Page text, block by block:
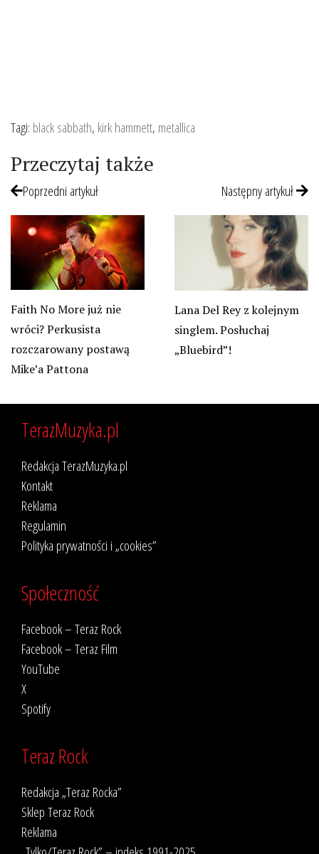
Tagi: black sabbath, kirk hammett, metallica
Przeczytaj także
Poprzedni artykuł
Faith No More już nie
wróci? Perkusista
rozczarowany postawą
Mike’a Pattona
Następny artykuł
Lana Del Rey z kolejnym
singlem. Posłuchaj
„Bluebird”!
TerazMuzyka.pl
Redakcja TerazMuzyka.pl
Kontakt
Reklama
Regulamin
Polityka prywatności i „cookies”
Społeczność
Facebook – Teraz Rock
Facebook – Teraz Film
YouTube
X
Spotify
Teraz Rock
Redakcja „Teraz Rocka”
Sklep Teraz Rock
Reklama